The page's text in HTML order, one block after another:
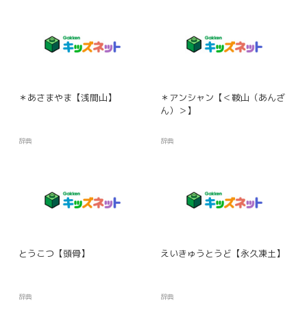
＊あさまやま【浅間山】
辞典
＊アンシャン【＜鞍山（あんざ
ん）＞】
辞典
とうこつ【頭骨】
辞典
えいきゅうとうど【永久凍土】
辞典